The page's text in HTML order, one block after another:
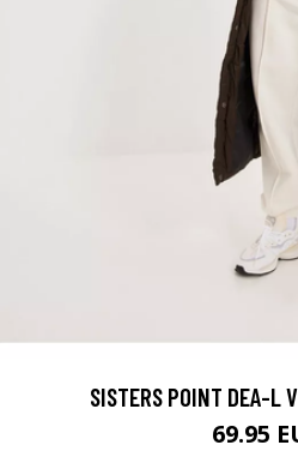
SISTERS POINT DEA-L
69.95